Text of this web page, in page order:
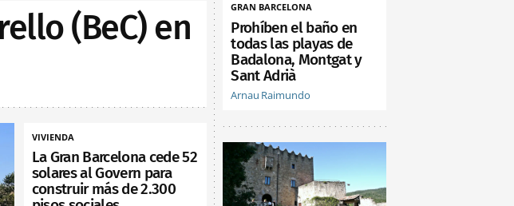
(BeC) en
VIVIENDA
La Gran Barcelona cede 52
solares al Govern para
construir más de 2.300
GRAN BARCELONA
Prohíben el baño en
todas las playas de
Badalona, Montgat y
Sant Adrià
Arnau Raimundo